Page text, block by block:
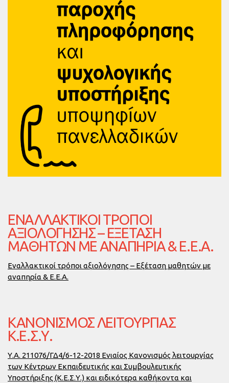
ΕΝΑΛΛΑΚΤΙΚΟΊ ΤΡΌΠΟΙ
ΑΞΙΟΛΌΓΗΣΗΣ – ΕΞΈΤΑΣΗ
ΜΑΘΗΤΏΝ ΜΕ ΑΝΑΠΗΡΊΑ & Ε.Ε.Α.
Εναλλακτικοί τρόποι αξιολόγησης – Εξέταση μαθητών με
αναπηρία & Ε.Ε.Α.
ΚΑΝΟΝΙΣΜΌΣ ΛΕΙΤΟΥΡΓΊΑΣ
Κ.Ε.Σ.Υ.
Υ.Α. 211076/ΓΔ4/6-12-2018 Ενιαίος Κανονισμός λειτουργίας
των Κέντρων Εκπαιδευτικής και Συμβουλευτικής
Υποστήριξης (Κ.Ε.Σ.Υ.) και ειδικότερα καθήκοντα και